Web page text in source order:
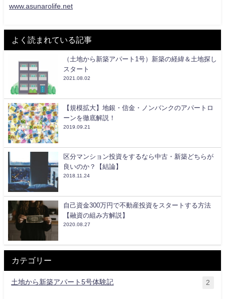
www.asunarolife.net
よく読まれている記事
（土地から新築アパート1号）新築の経緯＆土地探し
スタート
2021.08.02
【規模拡大】地銀・信金・ノンバンクのアパートロ
ーンを徹底解説！
2019.09.21
区分マンション投資をするなら中古・新築どちらが
良いのか？【結論】
2018.11.24
自己資金300万円で不動産投資をスタートする方法
【融資の組み方解説】
2020.08.27
カテゴリー
土地から新築アパート5号体験記 2